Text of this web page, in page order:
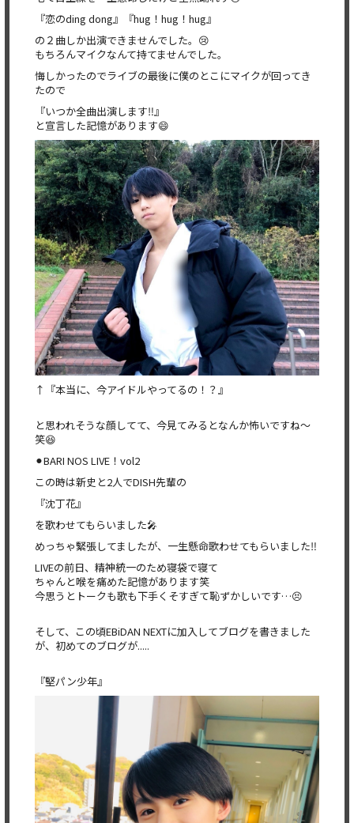
『恋のding dong』『hug！hug！hug』
の２曲しか出演できませんでした。😢
もちろんマイクなんて持てませんでした。
悔しかったのでライブの最後に僕のとこにマイクが回ってき
たので
『いつか全曲出演します‼️』
と宣言した記憶があります😄
↑『本当に、今アイドルやってるの！？』
と思われそうな顔してて、今見てみるとなんか怖いですね〜
笑😆
⚫︎BARI NOS LIVE！vol2
この時は新史と2人でDISH先輩の
『沈丁花』
を歌わせてもらいました🎤
めっちゃ緊張してましたが、一生懸命歌わせてもらいました‼️
LIVEの前日、精神統一のため寝袋で寝て
ちゃんと喉を痛めた記憶があります笑
今思うとトークも歌も下手くそすぎて恥ずかしいです…😣
そして、この頃EBiDAN NEXTに加入してブログを書きました
が、初めてのブログが.....
『堅パン少年』